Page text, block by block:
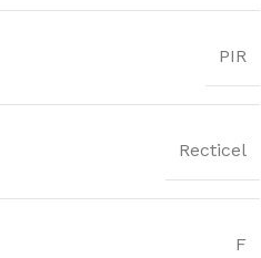
PIR
Recticel
F